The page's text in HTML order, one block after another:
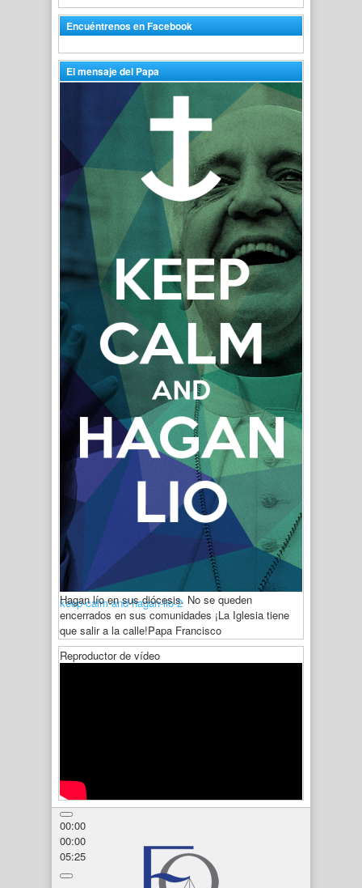
Encuéntrenos en Facebook
El mensaje del Papa
keep-calm-and-hagan-lio-2
Hagan lío en sus diócesis. No se queden
encerrados en sus comunidades ¡La Iglesia tiene
que salir a la calle!Papa Francisco
Reproductor de vídeo
00:00
00:00
05:25